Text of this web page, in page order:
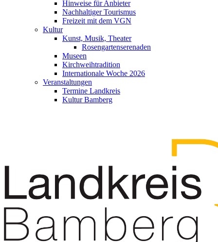
Hinweise für Anbieter
Nachhaltiger Tourismus
Freizeit mit dem VGN
Kultur
Kunst, Musik, Theater
Rosengartenserenaden
Museen
Kirchweihtradition
Internationale Woche 2026
Veranstaltungen
Termine Landkreis
Kultur Bamberg